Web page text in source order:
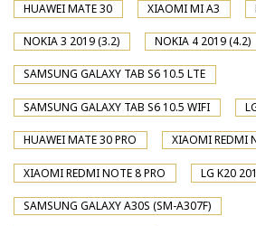
HUAWEI MATE 30 XIAOMI MI A3
NOKIA 3 2019 (3.2) NOKIA 4 2019 (4.2)
SAMSUNG GALAXY TAB S6 10.5 LTE
SAMSUNG GALAXY TAB S6 10.5 WIFI
HUAWEI MATE 30 PRO XIAOMI REDMI
XIAOMI REDMI NOTE 8 PRO LG K20
SAMSUNG GALAXY A30S (SM-A307F)